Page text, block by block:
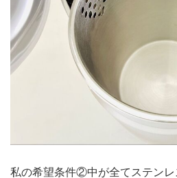
私の希望条件②中が全てステン